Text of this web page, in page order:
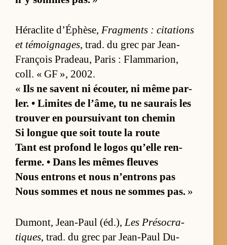
Hé­ra­clite d’Éphè­se, Frag­ments : ci­ta­tions
et té­moi­gnages, trad. du grec par Jean-
François Pra­deau, Pa­ris : Flam­ma­rion,
coll. « GF », 2002.
« Ils ne savent ni écou­ter, ni même par­
ler. • Li­mites de l’âme, tu ne sau­rais les
trou­ver en pour­sui­vant ton che­min
Si longue que soit toute la route
Tant est pro­fond le lo­gos qu’elle ren­
ferme. • Dans les mêmes fleuves
Nous en­trons et nous n’en­trons pas
Nous sommes et nous ne sommes pas. »
Du­mont, Jean-Paul (éd.),Les Pré­so­cra­
tiques, trad. du grec par Jean-Paul Du­